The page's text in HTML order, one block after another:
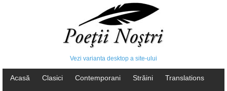
Vezi varianta desktop a site-ului
Acasă Clasici Contemporani Străini Translations